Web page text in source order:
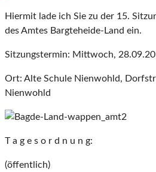
Hiermit lade ich Sie zu der 15.
des Amtes Bargteheide-Land ein.
Sitzungstermin: Mittwoch,
Ort: Alte Schule Nienwohld,
Nienwohld
T a g e s o r d n u n g:
(öffentlich)